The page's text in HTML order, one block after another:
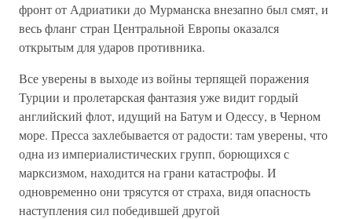
фронт от Адриатики до Мурманска внезапно был смят, и
весь фланг стран Центральной Европы оказался
открытым для ударов противника.
Все уверены в выходе из войны терпящей поражения
Турции и пролетарская фантазия уже видит гордый
английский флот, идущий на Батум и Одессу, в Черном
море. Пресса захлебывается от радости: там уверены, что
одна из империалистических групп, борющихся с
марксизмом, находится на грани катастрофы. И
одновременно они трясутся от страха, видя опасность
наступления сил победившей другой